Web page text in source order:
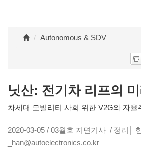
Autonomous & SDV
닛산: 전기차 리프의 미
차세대 모빌리티 사회 위한 V2G와 자율
2020-03-05 / 03월호 지면기사 / 정리│
_han@autoelectronics.co.kr